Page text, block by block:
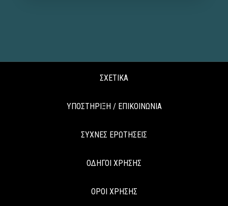
ΣΧΕΤΙΚΑ
ΥΠΟΣΤΗΡΙΞΗ / ΕΠΙΚΟΙΝΩΝΙΑ
ΣΥΧΝΕΣ ΕΡΩΤΗΣΕΙΣ
ΟΔΗΓΟΙ ΧΡΗΣΗΣ
ΟΡΟΙ ΧΡΗΣΗΣ